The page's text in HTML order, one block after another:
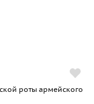
роты армейского